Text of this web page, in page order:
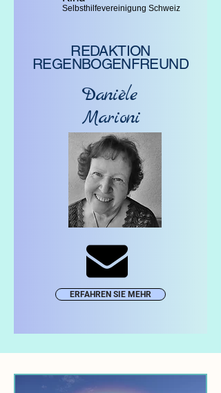
Selbsthilfevereinigung Schweiz
REDAKTION
REGENBOGENFREUND
Danièle
Marioni
ERFAHREN SIE MEHR